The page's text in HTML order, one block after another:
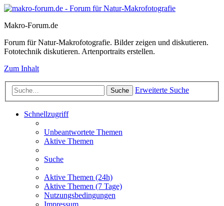
Makro-Forum.de
Forum für Natur-Makrofotografie. Bilder zeigen und diskutieren.
Fototechnik diskutieren. Artenportraits erstellen.
Zum Inhalt
Suche Erweiterte Suche
Schnellzugriff
Unbeantwortete Themen
Aktive Themen
Suche
Aktive Themen (24h)
Aktive Themen (7 Tage)
Nutzungsbedingungen
Impressum